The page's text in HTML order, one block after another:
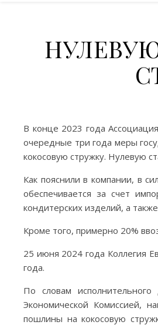
В конце 2023 года
очередные три года меры
кокосовую стружку. Нулевую
Как пояснили в компании, в
обеспечивается за счет
кондитерских изделий, а
Кроме того, примерно 20%
25 июня 2024 года Коллегия
года.
По словам
Экономической Комиссией,
пошлины на кокосовую